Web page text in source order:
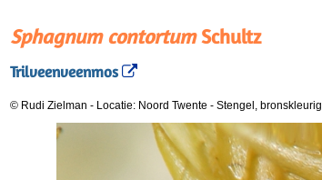
Sphagnum contortumSchultz
Trilveenveenmos
© Rudi Zielman - Locatie: Noord Twente - Stengel, bronskleurig